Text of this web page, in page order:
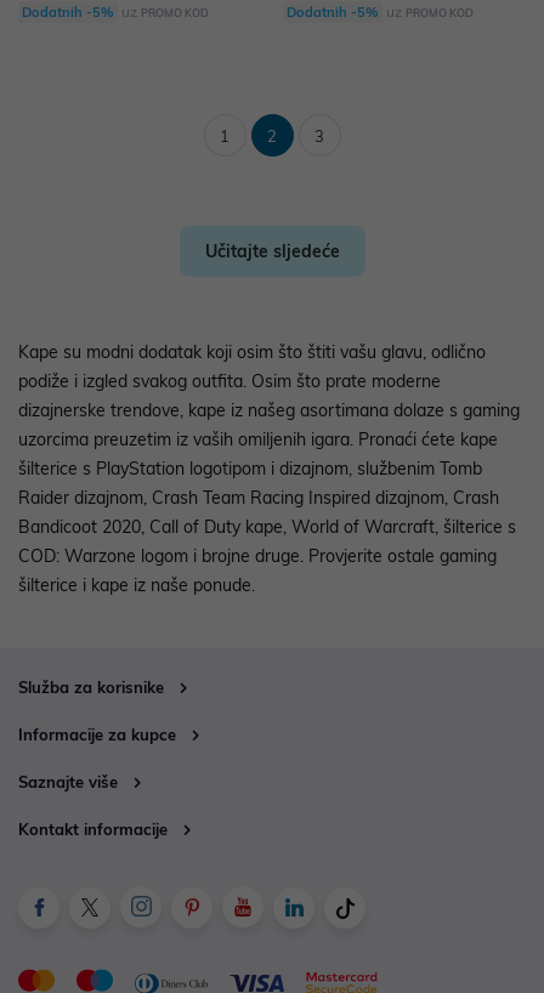
Dodatnih -5% uz PROMO KOD Dodatnih -5% uz PROMO KOD
1 2 3
Učitajte sljedeće
Kape su modni dodatak koji osim što štiti vašu glavu, odlično
podiže i izgled svakog outfita. Osim što prate moderne
dizajnerske trendove, kape iz našeg asortimana dolaze s gaming
uzorcima preuzetim iz vaših omiljenih igara. Pronaći ćete kape
šilterice s PlayStation logotipom i dizajnom, službenim Tomb
Raider dizajnom, Crash Team Racing Inspired dizajnom, Crash
Bandicoot 2020, Call of Duty kape, World of Warcraft, šilterice s
COD: Warzone logom i brojne druge. Provjerite ostale gaming
šilterice i kape iz naše ponude.
Služba za korisnike
Informacije za kupce
Saznajte više
Kontakt informacije